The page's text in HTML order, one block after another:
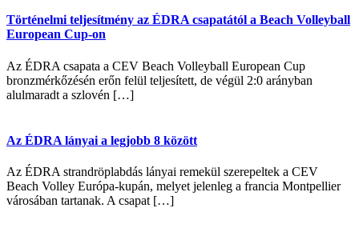
Történelmi teljesítmény az ÉDRA csapatától a Beach Volleyball
European Cup-on
Az ÉDRA csapata a CEV Beach Volleyball European Cup
bronzmérkőzésén erőn felül teljesített, de végül 2:0 arányban
alulmaradt a szlovén […]
Az ÉDRA lányai a legjobb 8 között
Az ÉDRA strandröplabdás lányai remekül szerepeltek a CEV
Beach Volley Európa-kupán, melyet jelenleg a francia Montpellier
városában tartanak. A csapat […]